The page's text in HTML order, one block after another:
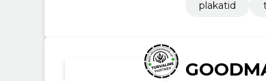
plakatid